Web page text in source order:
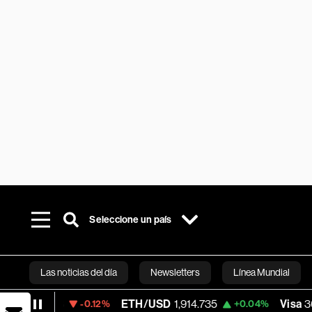
Seleccione un país
Las noticias del día Newsletters Línea Mundial
Bloomberg
ETH/USD 1,914.735 +0.04% Visa 362.50 -